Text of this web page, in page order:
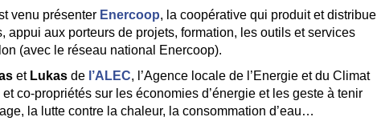
venu présenter Enercoop, la coopérative qui produit et distribue
appui aux porteurs de projets, formation, les outils et services
(avec le réseau national Enercoop).
et Lukas de l’ALEC, l’Agence locale de l’Energie et du Climat
co-propriétés sur les économies d’énergie et les geste à tenir
la lutte contre la chaleur, la consommation d’eau…